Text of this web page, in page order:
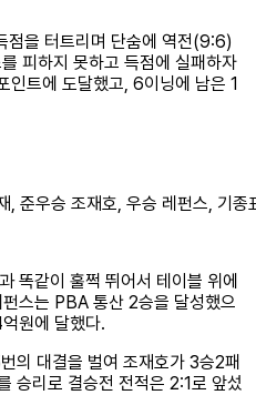
점을 터트리며 단숨에 역전(9:6)
피하지 못하고 득점에 실패하자
인트에 도달했고, 6이닝에 남은 1
, 준우승 조재호, 우승 레펀스, 기종
똑같이 훌쩍 뛰어서 테이블 위에
스는 PBA 통산 2승을 달성했으
원에 달했다.
의 대결을 벌여 조재호가 3승2패
승리로 결승전 전적은 2:1로 앞섰